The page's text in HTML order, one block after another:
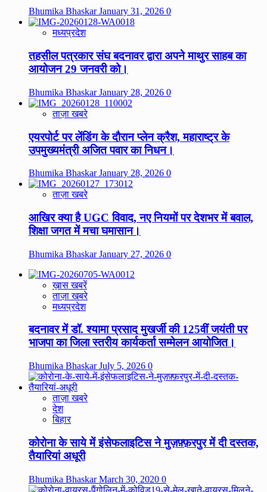
Bhumika BhaskarJanuary 31, 2026 0
मध्यप्रदेश
तहसील पत्रकार संघ बदनावर द्वारा अपने माथुर साहब का
आयोजन 29 जनवरी को।
Bhumika BhaskarJanuary 28, 2026 0
ताज़ा खबरे
एयरपोर्ट पर लेंडिंग के दौरान प्लेन क्रैश, महाराष्ट्र के
उपमुख्यमंत्री अजित पवार का निधन।
Bhumika BhaskarJanuary 28, 2026 0
ताज़ा खबरे
आखिर क्या है UGC विवाद, नए नियमों पर देशभर में बवाल,
शिक्षा जगत में मचा घमासान।
Bhumika BhaskarJanuary 27, 2026 0
ख़ास खबरें
ताज़ा खबरे
मध्यप्रदेश
बदनावर में डॉ. श्यामा प्रसाद मुखर्जी की 125वीं जयंती पर
भाजपा का जिला स्तरीय कार्यकर्ता सम्मेलन आयोजित।
Bhumika BhaskarJuly 5, 2026 0
ताज़ा खबरे
देश
बिहार
कोरोना के साये में इंसेफलाइटिस ने मुज़फ़्फ़रपुर में दी दस्तक,
तैयारियां अधूरी
Bhumika BhaskarMarch 30, 2020 0